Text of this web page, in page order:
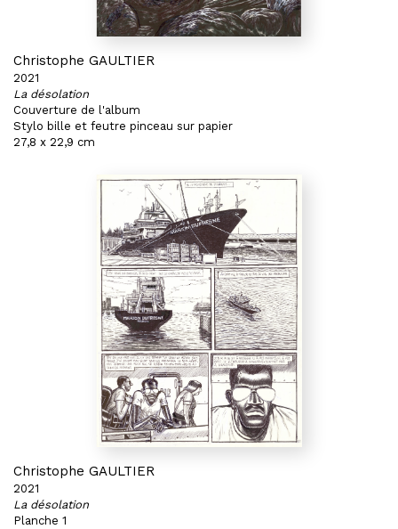
Christophe GAULTIER
2021
La désolation
Couverture de l'album
Stylo bille et feutre pinceau sur papier
27,8 x 22,9 cm
Christophe GAULTIER
2021
La désolation
Planche 1